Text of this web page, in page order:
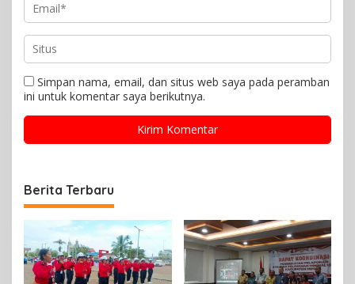
Simpan nama, email, dan situs web saya pada peramban
ini untuk komentar saya berikutnya.
Berita Terbaru